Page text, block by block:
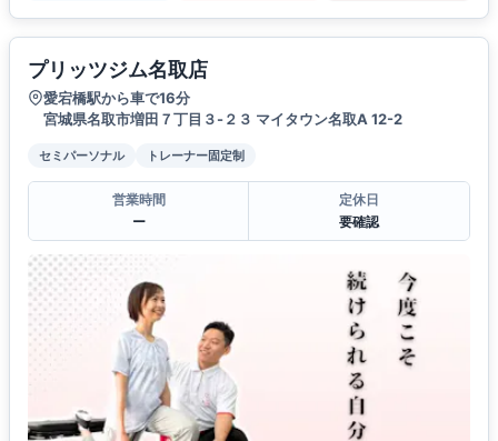
プリッツジム名取店
愛宕橋駅から車で16分
宮城県名取市増田７丁目３-２３ マイタウン名取A 12-2
セミパーソナル トレーナー固定制
営業時間
ー
定休日
要確認